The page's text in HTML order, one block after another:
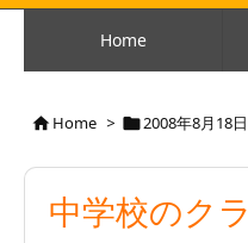
Home
Home > 2008年8月18日
中学校のク